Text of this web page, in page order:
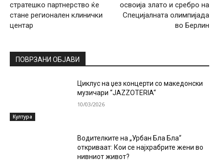
стратешко партнерство ќе
стане регионален клинички
центар
освоија злато и сребро на
Специјалната олимпијада
во Берлин
ПОВРЗАНИ ОБЈАВИ
Култура
Циклус на џез концерти со македонски
музичари “JAZZOTERIA“
10/03/2026
Водителките на „Урбан Бла Бла“
откриваат: Кои се најхрабрите жени во
нивниот живот?